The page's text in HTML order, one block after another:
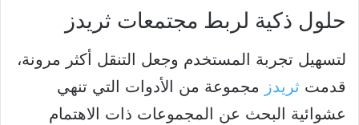
حلول ذكية لربط مجتمعات ثريدز
لتسهيل تجربة المستخدم وجعل التنقل أكثر مرونة،
قدمت ثريدز مجموعة من الأدوات التي تنهي
عشوائية البحث عن المجموعات ذات الاهتمام